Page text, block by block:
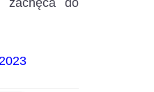
zachęca do